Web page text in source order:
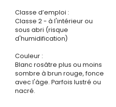
Classe d’emploi :
Classe 2 - à l'intérieur ou
sous abri (risque
d'humidification)
Couleur :
Blanc rosâtre plus ou moins
sombre à brun rouge, fonce
avec l'âge. Parfois lustré ou
nacré.